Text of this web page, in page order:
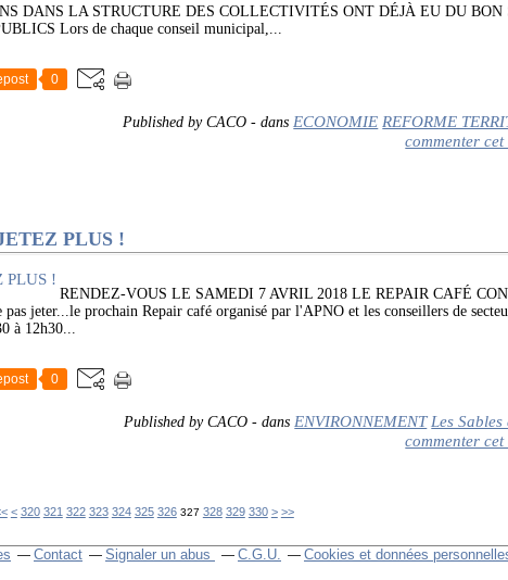
DANS LA STRUCTURE DES COLLECTIVITÉS ONT DÉJÀ EU DU BON
Lors de chaque conseil municipal,...
0
Published by CACO - dansECONOMIE REFORME
commenter
PLUS !
RENDEZ-VOUS LE SAMEDI 7 AVRIL 2018 LE REPAIR CAFÉ
jeter...le prochain Repair café organisé par l'APNO et les conseillers de
à 12h30...
0
Published by CACO - dansENVIRONNEMENT Les
commenter
< 300
310
320 321 322 323 324 325 326 327 328 329 330 340
350
360
370
380
390
400
500
600
700
> >>
Contact Signaler un abus C.G.U. Cookies et données